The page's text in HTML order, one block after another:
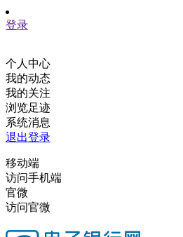
登录
个人中心
我的动态
我的关注
浏览足迹
系统消息
退出登录
移动端
访问手机端
官微
访问官微